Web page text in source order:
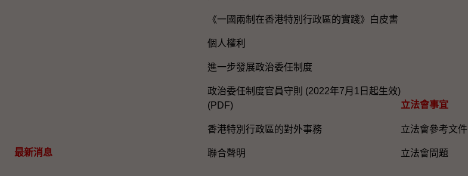
最新消息
《一國兩制在香港特別行政區的實踐》白皮書
個人權利
進一步發展政治委任制度
政治委任制度官員守則 (2022年7月1日起生效)
(PDF)
香港特別行政區的對外事務
聯合聲明
立法會事宜
立法會參考文件
立法會問題